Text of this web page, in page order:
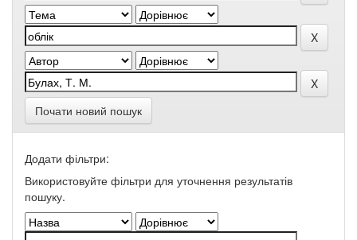
Почати новий пошук
Додати фільтри:
Використовуйте фільтри для уточнення результатів
пошуку.